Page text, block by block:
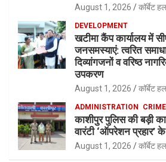
August 1, 2026 कॉर्बेट
DEVELOPMENT
खटीमा कैंप कार्यालय में
जनसमस्याएं: त्वरित
दिव्यांगजनों व वरिष्ठ
उपकरण
August 1, 2026 कॉर्बेट
ADMINISTRATION CRIME
काशीपुर पुलिस की बड़ी
वारंटी ‘ऑपरेशन प्रहार’
August 1, 2026 कॉर्बेट